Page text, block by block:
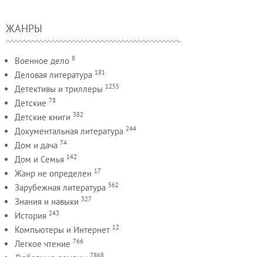
ЖАНРЫ
Военное дело 8
Деловая литература 181
Детективы и триллеры 1255
Детские 78
Детские книги 382
Документальная литература 244
Дом и дача 74
Дом и Семья 142
Жанр не определен 17
Зарубежная литература 562
Знания и навыки 327
История 243
Компьютеры и Интернет 12
Легкое чтение 766
7868